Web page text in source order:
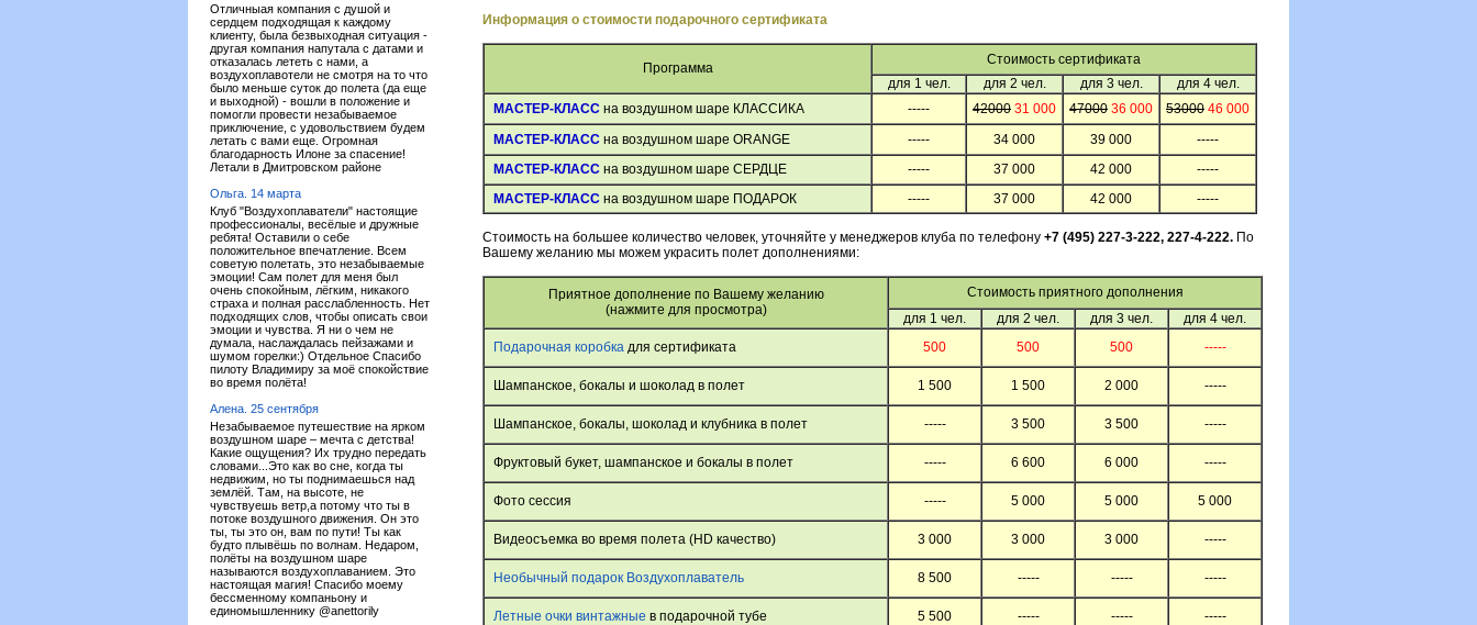
Отличныая компания с душой и
сердцем подходящая к каждому
клиенту, была безвыходная ситуация -
другая компания напутала с датами и
отказалась лететь с нами, а
воздухоплавотели не смотря на то что
было меньше суток до полета (да еще
и выходной) - вошли в положение и
помогли провести незабываемое
приключение, с удовольствием будем
летать с вами еще. Огромная
благодарность Илоне за спасение!
Летали в Дмитровском районе
Ольга. 14 марта
Клуб "Воздухоплаватели" настоящие
профессионалы, весёлые и дружные
ребята! Оставили о себе
положительное впечатление. Всем
советую полетать, это незабываемые
эмоции! Сам полет для меня был
очень спокойным, лёгким, никакого
страха и полная расслабленность. Нет
подходящих слов, чтобы описать свои
эмоции и чувства. Я ни о чем не
думала, наслаждалась пейзажами и
шумом горелки:) Отдельное Спасибо
пилоту Владимиру за моё спокойствие
во время полёта!
Алена. 25 сентября
Незабываемое путешествие на ярком
воздушном шаре – мечта с детства!
Какие ощущения? Их трудно передать
словами...Это как во сне, когда ты
недвижим, но ты поднимаешься над
землёй. Там, на высоте, не
чувствуешь ветр,а потому что ты в
потоке воздушного движения. Он это
ты, ты это он, вам по пути! Ты как
будто плывёшь по волнам. Недаром,
полёты на воздушном шаре
называются воздухоплаванием. Это
настоящая магия! Спасибо моему
бессменному компаньону и
единомышленнику @anettorily
Информация о стоимости подарочного сертификата
Программа
Стоимость сертификата
для 1 чел.
для 2 чел. для 3 чел.
для 4 чел.
МАСТЕР-КЛАСС на воздушном шаре КЛАССИКА ----- 42000 31 000 47000 36 000 53000 46 000
МАСТЕР-КЛАСС на воздушном шаре ORANGE ----- 34 000 39 000
-----
МАСТЕР-КЛАСС на воздушном шаре СЕРДЦЕ ----- 37 000 42 000
-----
МАСТЕР-КЛАСС на воздушном шаре ПОДАРОК ----- 37 000 42 000 -----
Стоимость на большее количество человек, уточняйте у менеджеров клуба по телефону +7 (495) 227-3-222, 227-4-222. По
Вашему желанию мы можем украсить полет дополнениями:
Приятное дополнение по Вашему желанию
(нажмите для просмотра)
Стоимость приятного дополнения
для 1 чел.
для 2 чел. для 3 чел.
для 4 чел.
Подарочная коробка для сертификата 500 500 500 -----
Шампанское, бокалы и шоколад в полет 1 500 1 500 2 000 -----
Шампанское, бокалы, шоколад и клубника в полет ----- 3 500 3 500 -----
Фруктовый букет, шампанское и бокалы в полет ----- 6 600 6 000 -----
Фото сессия ----- 5 000 5 000 5 000
Видеосъемка во время полета (HD качество) 3 000 3 000 3 000 -----
Необычный подарок Воздухоплаватель 8 500 ----- ----- -----
Летные очки винтажные в подарочной тубе 5 500 ----- ----- -----